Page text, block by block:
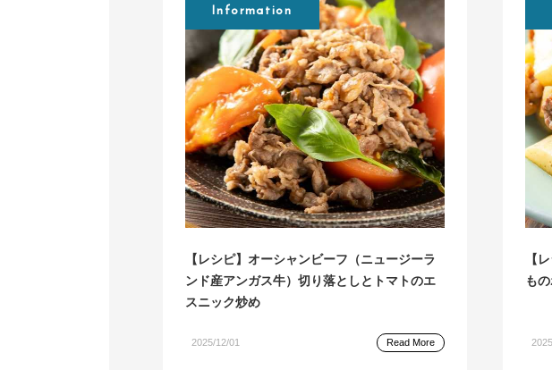
【レシピ】オーシャンビーフ（ニュージーラ
ンド産アンガス牛）切り落としとトマトのエ
スニック炒め
Information
2025/12/01 Read More
【
も